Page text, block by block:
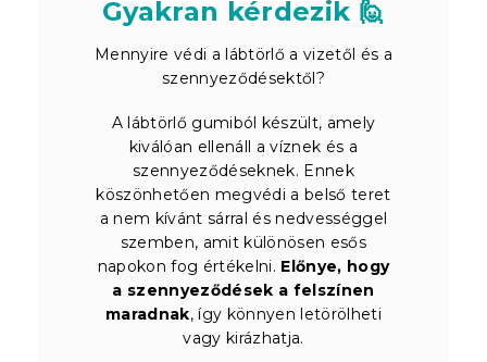
Gyakran kérdezik 🙋
Mennyire védi a lábtörlő a vizetől és a
szennyeződésektől?
A lábtörlő gumiból készült, amely
kiválóan ellenáll a víznek és a
szennyeződéseknek. Ennek
köszönhetően megvédi a belső teret
a nem kívánt sárral és nedvességgel
szemben, amit különösen esős
napokon fog értékelni. Előnye, hogy
a szennyeződések a felszínen
maradnak, így könnyen letörölheti
vagy kirázhatja.